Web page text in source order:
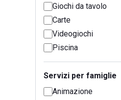
Giochi da tavolo
Carte
Videogiochi
Piscina
Servizi per famiglie
Animazione